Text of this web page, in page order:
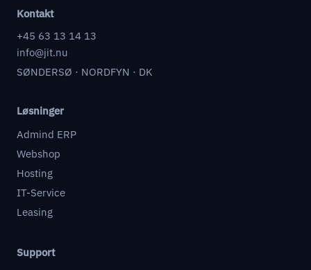
Kontakt
+45 63 13 14 13
info@jit.nu
SØNDERSØ · NORDFYN · DK
Løsninger
Admind ERP
Webshop
Hosting
IT-Service
Leasing
Support